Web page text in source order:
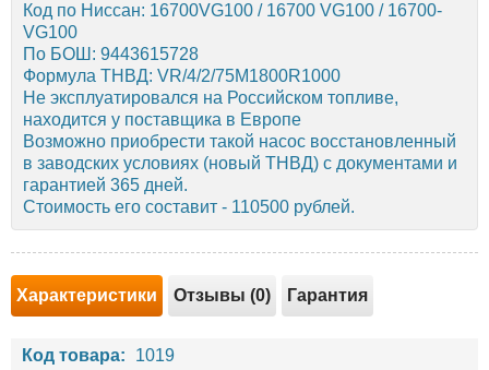
Код по Ниссан: 16700VG100 / 16700 VG100 / 16700-
VG100
По БОШ: 9443615728
Формула ТНВД: VR/4/2/75M1800R1000
Не эксплуатировался на Российском топливе,
находится у поставщика в Европе
Возможно приобрести такой насос восстановленный
в заводских условиях (новый ТНВД) с документами и
гарантией 365 дней.
Стоимость его составит - 110500 рублей.
Характеристики Отзывы (0) Гарантия
Код товара: 1019